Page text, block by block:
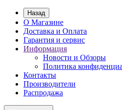
Назад
О Магазине
Доставка и Оплата
Гарантия и сервис
Информация
Новости и Обзоры
Политика
Контакты
Производители
Распродажа